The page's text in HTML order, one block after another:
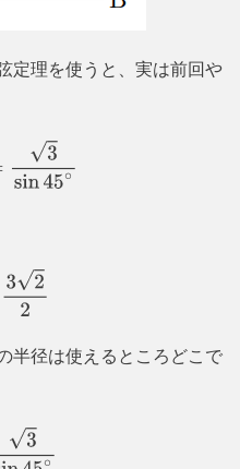
定理を使うと、実は前回や
sin45
322
半径は使えるところどこで
sin45∘